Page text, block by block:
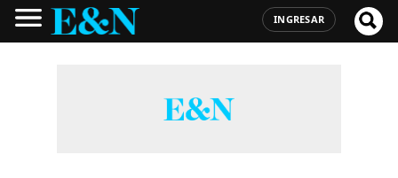
INGRESAR